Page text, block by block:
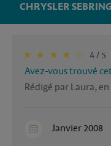
CHRYSLER
4 / 5
Avez-vous trouvé
Rédigé par Laura,
Janvier 2008